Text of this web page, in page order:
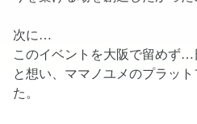
次に…
このイベントを大阪で留めず
と想い、ママノユメのプラッ
た。